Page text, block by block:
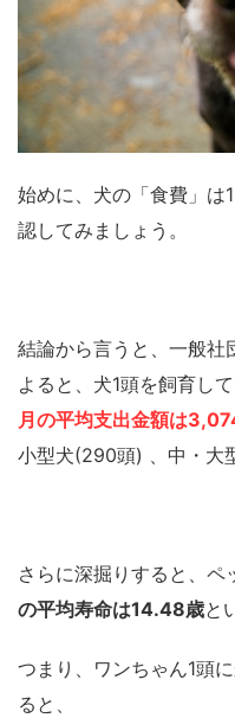
始めに、犬の「食費」は
認してみましょう。
結論から言うと、一般社
よると、犬1頭を飼育し
月の平均支出金額は
小型犬(290頭) 、中・大
さらに深掘りすると、ペ
の平均寿命は14.48歳と
つまり、ワンちゃん1頭
ると、